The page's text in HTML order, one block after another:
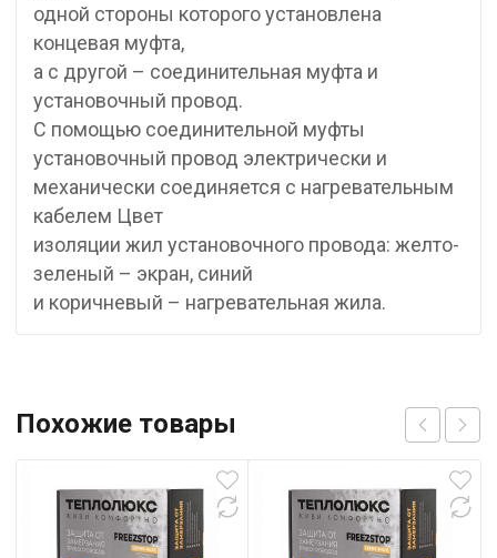
одной стороны которого установлена
концевая муфта,
а с другой – соединительная муфта и
установочный провод.
С помощью соединительной муфты
установочный провод электрически и
механически соединяется с нагревательным
кабелем Цвет
изоляции жил установочного провода: желто-
зеленый – экран, синий
и коричневый – нагревательная жила.
Похожие товары